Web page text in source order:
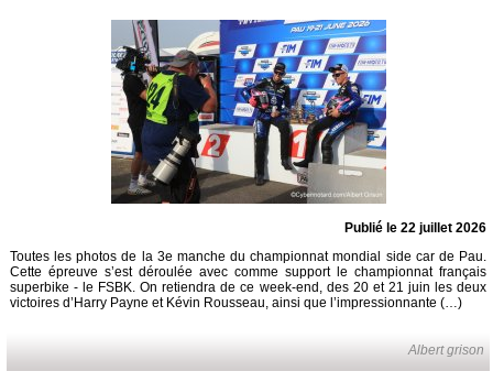
Publié le 22 juillet 2026
Toutes les photos de la 3e manche du championnat mondial side car de Pau.
Cette épreuve s’est déroulée avec comme support le championnat français
superbike - le FSBK. On retiendra de ce week-end, des 20 et 21 juin les deux
victoires d’Harry Payne et Kévin Rousseau, ainsi que l’impressionnante (…)
Albert grison